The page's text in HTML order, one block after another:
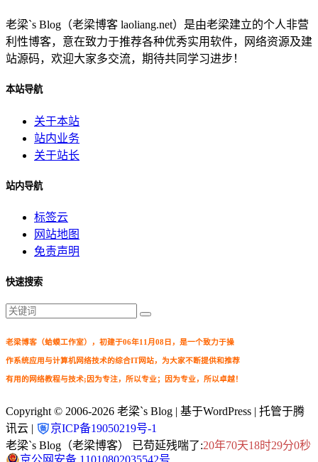
老梁`s Blog（老梁博客 laoliang.net）是由老梁建立的个人非营
利性博客，意在致力于推荐各种优秀实用软件，网络资源及建
站源码，欢迎大家多交流，期待共同学习进步！
本站导航
关于本站
站内业务
关于站长
站内导航
标签云
网站地图
免责声明
快速搜索
老梁博客（蛤蟆工作室），初建于06年11月08日，是一个致力于操
作系统应用与计算机网络技术的综合IT网站，为大家不断提供和推荐
有用的网络教程与技术;因为专注，所以专业；因为专业，所以卓越！
Copyright © 2006-2026 老梁`s Blog | 基于WordPress | 托管于腾
讯云 |
京ICP备19050219号-1
老梁`s Blog（老梁博客） 已苟延残喘了:20年70天18时29分0秒
京公网安备 11010802035542号